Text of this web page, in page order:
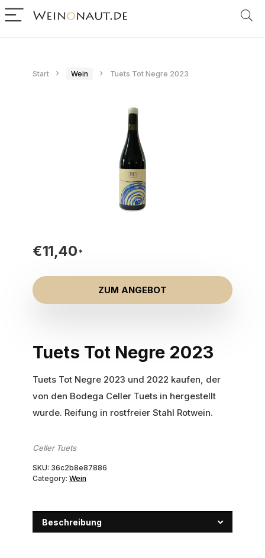
Start Wein Tuets Tot Negre 2023
Tuets Tot Negre 2023
Tuets Tot Negre 2023 und 2022 kaufen, der
von den Bodega Celler Tuets in hergestellt
wurde. Reifung in rostfreier Stahl Rotwein.
€11,40
ZUM ANGEBOT
Celler Tuets
SKU: 36c2b8e87886
Category: Wein
Beschreibung